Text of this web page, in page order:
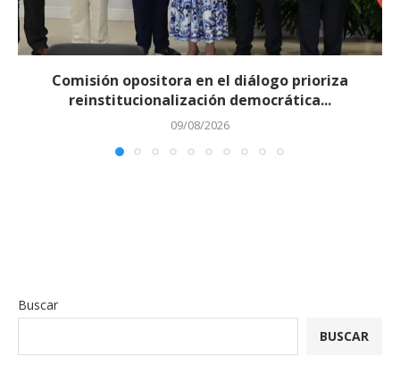
Comisión opositora en el diálogo prioriza
reinstitucionalización democrática...
09/08/2026
Buscar
BUSCAR